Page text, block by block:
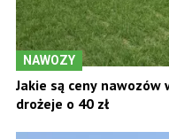
NAWOZY
Jakie są ceny nawozów
drożeje o 40 zł